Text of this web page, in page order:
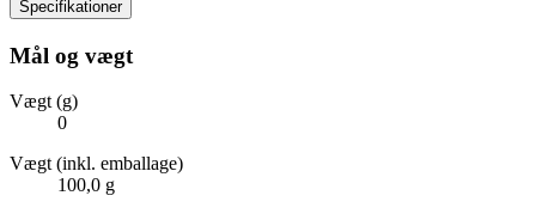
Specifikationer
Mål og vægt
Vægt (g)
0
Vægt (inkl. emballage)
100,0 g